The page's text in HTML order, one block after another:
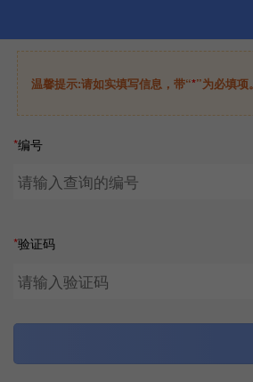
温馨提示:请如实填写信息，带“*”为必填项。
*编号
*验证码